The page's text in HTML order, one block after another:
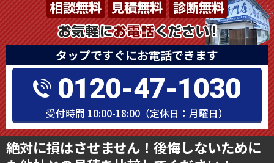
タップですぐにお電話できます
0120-47-1030
受付時間 10:00-18:00（定休日：月曜日）